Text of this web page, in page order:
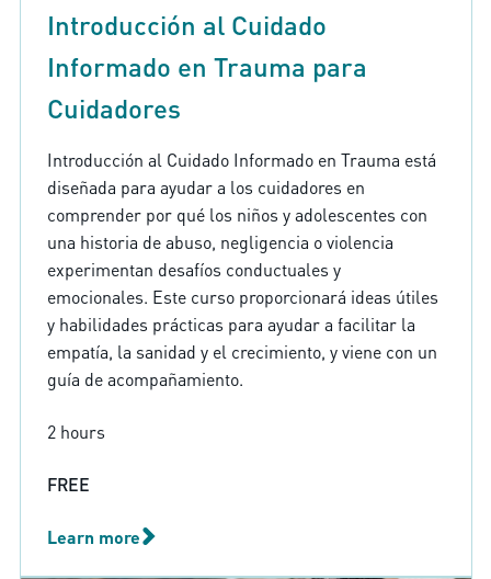
Introducción al Cuidado
Informado en Trauma para
Cuidadores
Introducción al Cuidado Informado en Trauma está
diseñada para ayudar a los cuidadores en
comprender por qué los niños y adolescentes con
una historia de abuso, negligencia o violencia
experimentan desafíos conductuales y
emocionales. Este curso proporcionará ideas útiles
y habilidades prácticas para ayudar a facilitar la
empatía, la sanidad y el crecimiento, y viene con un
guía de acompañamiento.
2 hours
FREE
Learn more